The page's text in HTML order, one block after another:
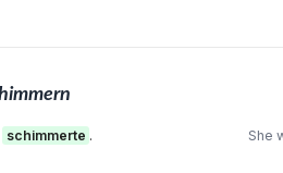
schimmerte . She